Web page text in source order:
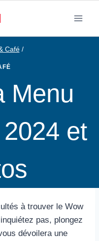
Café /
Menu
et
à trouver le Wow
pas, plongez
dévoilera une